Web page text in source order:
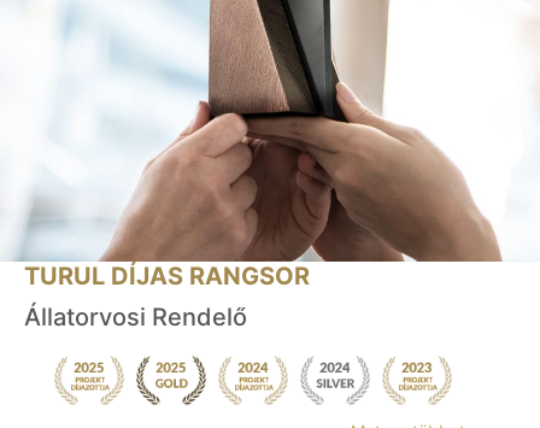
TURUL DÍJAS RANGSOR
Állatorvosi Rendelő